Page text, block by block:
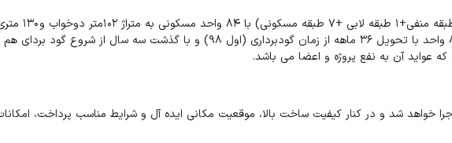
پروژه نارنجستان 1؛ در قالب دو
150 متری 3 خوابه با پارکینگ و انباری هر طبقه 8 واحد با تحویل 36 ماهه از زمان گودبرداری (اول 98) و با گذشت سه سال از شروع
مشخصی اجرا خواهد شد و در کنار کیفیت ساخت بالا، موقعیت مکانی ایده آل و شرایط مناسب پرداخت،